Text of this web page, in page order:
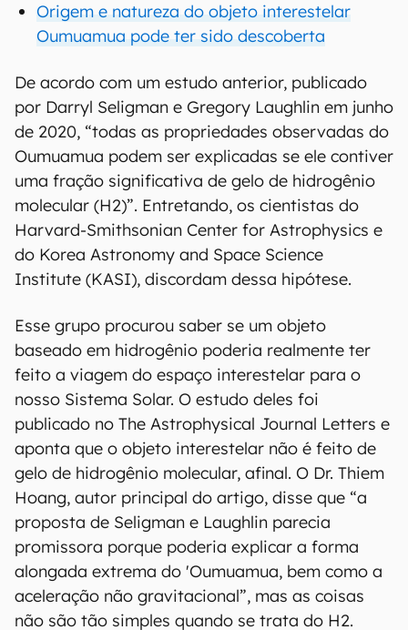
Origem e natureza do objeto interestelar
Oumuamua pode ter sido descoberta
De acordo com um estudo anterior, publicado
por Darryl Seligman e Gregory Laughlin em junho
de 2020, “todas as propriedades observadas do
Oumuamua podem ser explicadas se ele contiver
uma fração significativa de gelo de hidrogênio
molecular (H2)”. Entretando, os cientistas do
Harvard-Smithsonian Center for Astrophysics e
do Korea Astronomy and Space Science
Institute (KASI), discordam dessa hipótese.
Esse grupo procurou saber se um objeto
baseado em hidrogênio poderia realmente ter
feito a viagem do espaço interestelar para o
nosso Sistema Solar. O estudo deles foi
publicado no The Astrophysical Journal Letters e
aponta que o objeto interestelar não é feito de
gelo de hidrogênio molecular, afinal. O Dr. Thiem
Hoang, autor principal do artigo, disse que “a
proposta de Seligman e Laughlin parecia
promissora porque poderia explicar a forma
alongada extrema do 'Oumuamua, bem como a
aceleração não gravitacional”, mas as coisas
não são tão simples quando se trata do H2.